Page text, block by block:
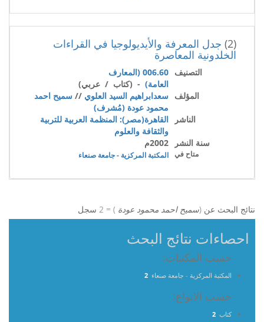
(2) جدل المعرفة والأيديولوجيا في القراءات
الخلدونية المعاصرة
التصنيف
006.60 (المعارف
العامة) - (كتاب / عربي)
المؤلف سعدابراهيم السيد العلوي // سميح احمد
محمود عودة (مُشرف)
الناشر
القاهرة(مصر): المنظمة العربية للتربية
والثقافة والعلوم
سنة النشر
2002م
متاح في المكتبة المركزية - جامعة صنعاء
نتائج البحث عن (سميح احمد محمود عودة ) = 2 سجل
احصاءات نتائج البحث
حسب المكتبات:
المكتبة المركزية - جامعة صنعاء 2
حسب الانواع:
كتاب 2